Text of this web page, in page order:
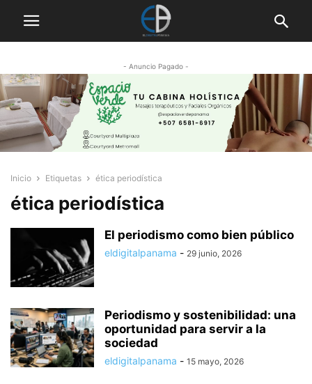
- Anuncio Pagado -
Inicio Etiquetas ética periodística
ética periodística
El periodismo como bien público
eldigitalpanama - 29 junio, 2026
Periodismo y sostenibilidad: una
oportunidad para servir a la
sociedad
eldigitalpanama - 15 mayo, 2026